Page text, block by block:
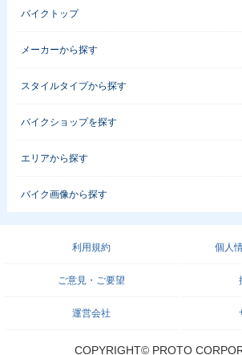
バイクトップ
メーカーから探す
スタイルタイプから探す
バイクショップを探す
エリアから探す
バイク画像から探す
利用規約 個人
ご意見・ご要望
運営会社
COPYRIGHT© PROTO